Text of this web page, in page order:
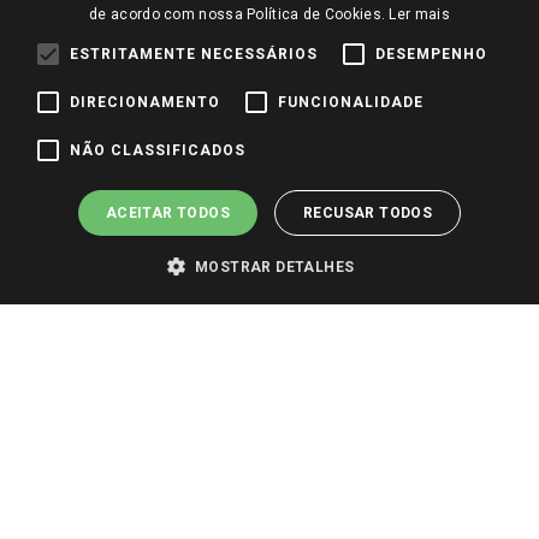
de acordo com nossa Política de Cookies. Ler mais
ESTRITAMENTE NECESSÁRIOS DESEMPENHO
DIRECIONAMENTO FUNCIONALIDADE
NÃO CLASSIFICADOS
ACEITAR TODOS RECUSAR TODOS
MOSTRAR DETALHES